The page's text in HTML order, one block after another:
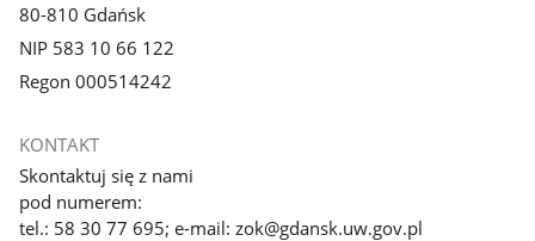
80-810 Gdańsk
NIP 583 10 66 122
Regon 000514242
KONTAKT
Skontaktuj się z nami
pod numerem:
tel.: 58 30 77 695; e-mail: zok@gdansk.uw.gov.pl